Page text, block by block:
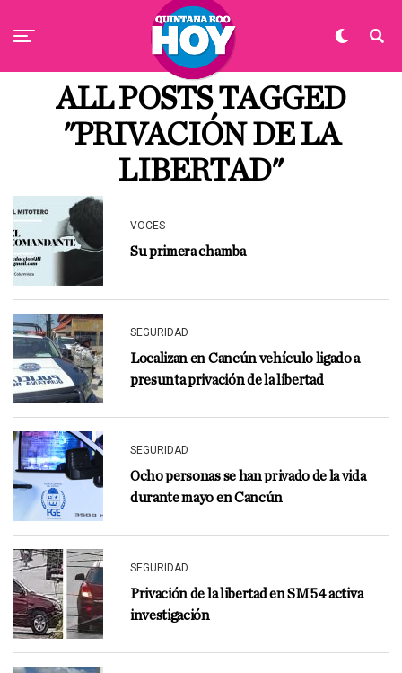
ALL POSTS TAGGED
"PRIVACIÓN DE LA
LIBERTAD"
VOCES
Su primera chamba
SEGURIDAD
Localizan en Cancún vehículo ligado a
presunta privación de la libertad
SEGURIDAD
Ocho personas se han privado de la vida
durante mayo en Cancún
SEGURIDAD
Privación de la libertad en SM 54 activa
investigación